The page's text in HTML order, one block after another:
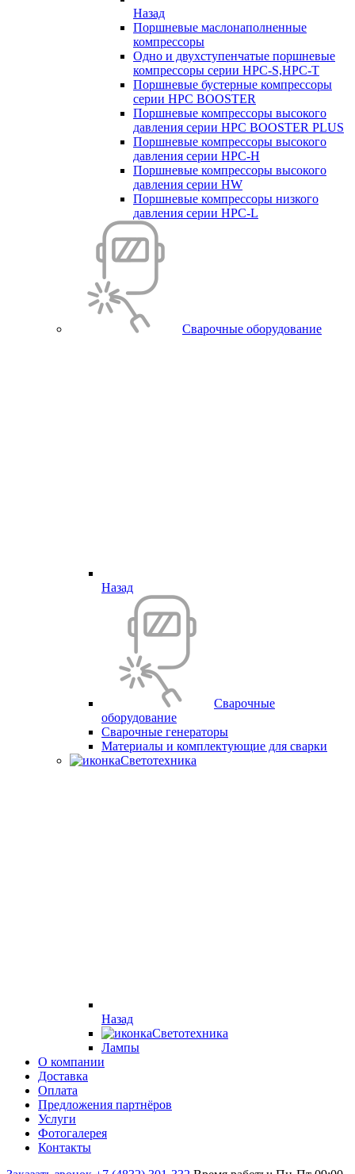
Назад
Поршневые маслонаполненные
компрессоры
Одно и двухступенчатые поршневые
компрессоры серии HPC-S,HPC-T
Поршневые бустерные компрессоры
серии HPC BOOSTER
Поршневые компрессоры высокого
давления серии HPC BOOSTER PLUS
Поршневые компрессоры высокого
давления серии HPC-H
Поршневые компрессоры высокого
давления серии HW
Поршневые компрессоры низкого
давления серии HPC-L
Сварочные оборудование
Назад
Сварочные
оборудование
Cварочные генераторы
Материалы и комплектующие для сварки
Светотехника
Назад
Светотехника
Лампы
О компании
Доставка
Оплата
Предложения партнёров
Услуги
Фотогалерея
Контакты